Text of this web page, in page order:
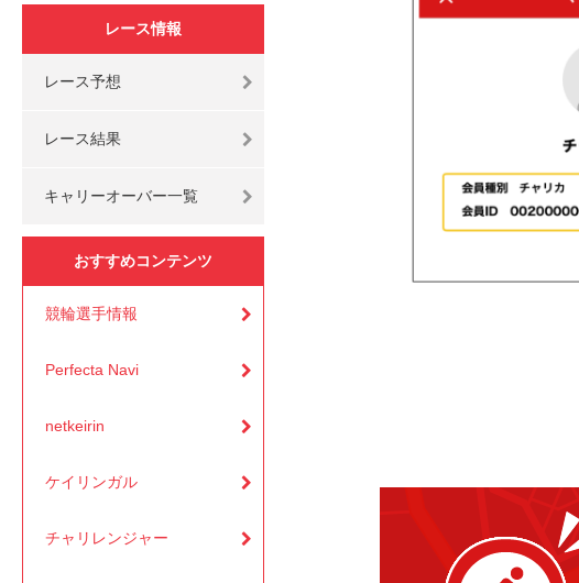
レース情報
レース予想
レース結果
キャリーオーバー一覧
おすすめコンテンツ
競輪選手情報
Perfecta Navi
netkeirin
ケイリンガル
チャリレンジャー